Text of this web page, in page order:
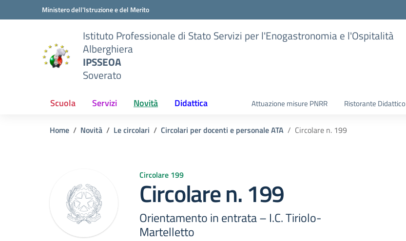
Vai ai contenuti
Vai al menu di navigazioneMinistero dell'Istruzione e del Merito
Istituto Professionale di Stato Servizi per l'Enogastronomia e l'Ospitalità
Alberghiera
IPSSEOA
Soverato
Scuola Servizi Novità Didattica Attuazione misure PNRR Ristorante Didattico
Home Novità Le circolari Circolari per docenti e personale ATA Circolare n. 199
Circolare 199
Circolare n. 199
Orientamento in entrata – I.C. Tiriolo-
Martelletto